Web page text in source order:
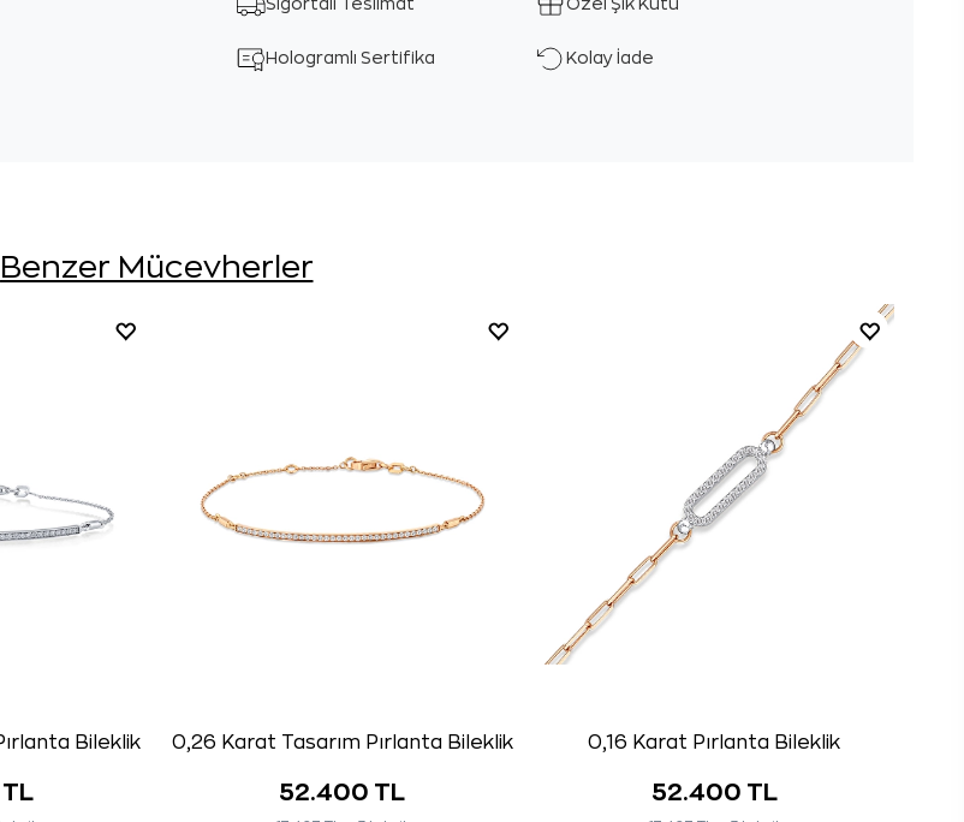
Sigortalı Teslimat Özel Şık Kutu
Hologramlı Sertifika Kolay İade
Benzer Mücevherler
Bileklik 0,26 Karat Tasarım Pırlanta Bileklik
52.400 TL
0,16 Karat Pırlanta Bileklik
52.400 TL